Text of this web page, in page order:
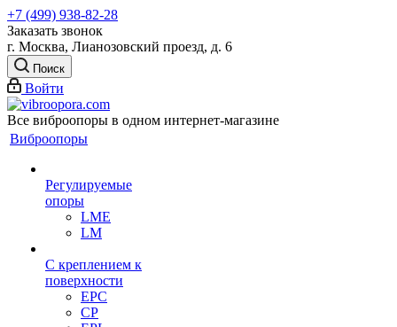
+7 (499) 938-82-28
Заказать звонок
г. Москва, Лианозовский проезд, д. 6
Поиск
Войти
Все виброопоры в одном интернет-магазине
Виброопоры
Регулируемые
опоры
LME
LM
С креплением к
поверхности
EPC
CP